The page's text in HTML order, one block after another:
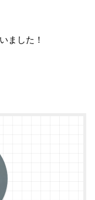
ました！